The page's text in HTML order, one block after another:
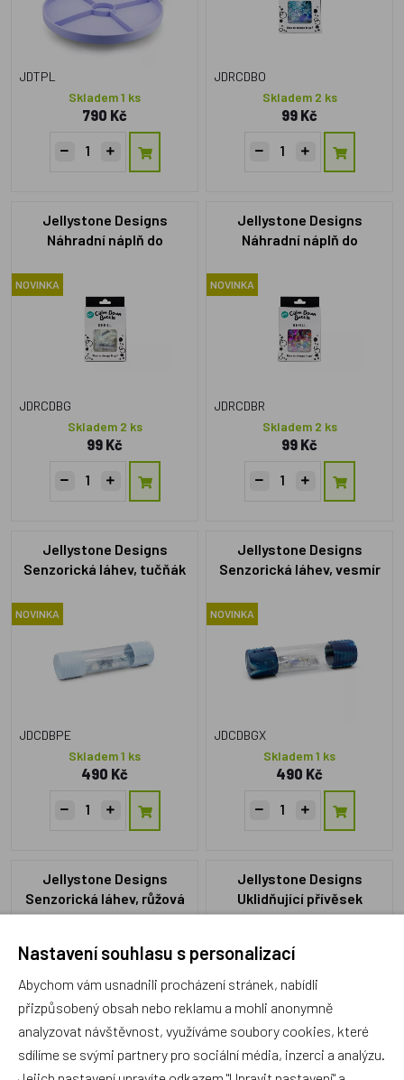
JDTPL
Skladem 1 ks
790 Kč
JDRCDBO
Skladem 2 ks
99 Kč
Jellystone Designs
Náhradní náplň do
NOVINKA
JDRCDBG
Skladem 2 ks
99 Kč
Jellystone Designs
Náhradní náplň do
NOVINKA
JDRCDBR
Skladem 2 ks
99 Kč
Jellystone Designs
Senzorická láhev, tučňák
NOVINKA
JDCDBPE
Skladem 1 ks
490 Kč
Jellystone Designs
Senzorická láhev, vesmír
NOVINKA
JDCDBGX
Skladem 1 ks
490 Kč
Jellystone Designs
Senzorická láhev, růžová
JDCDBP
Jellystone Designs
Uklidňující přívěsek
Sněhová vločka, světle
JDSPD
Nastavení souhlasu s personalizací
Abychom vám usnadnili procházení stránek, nabídli
přizpůsobený obsah nebo reklamu a mohli anonymně
analyzovat návštěvnost, využíváme soubory cookies, které
sdílíme se svými partnery pro sociální média, inzerci a analýzu.